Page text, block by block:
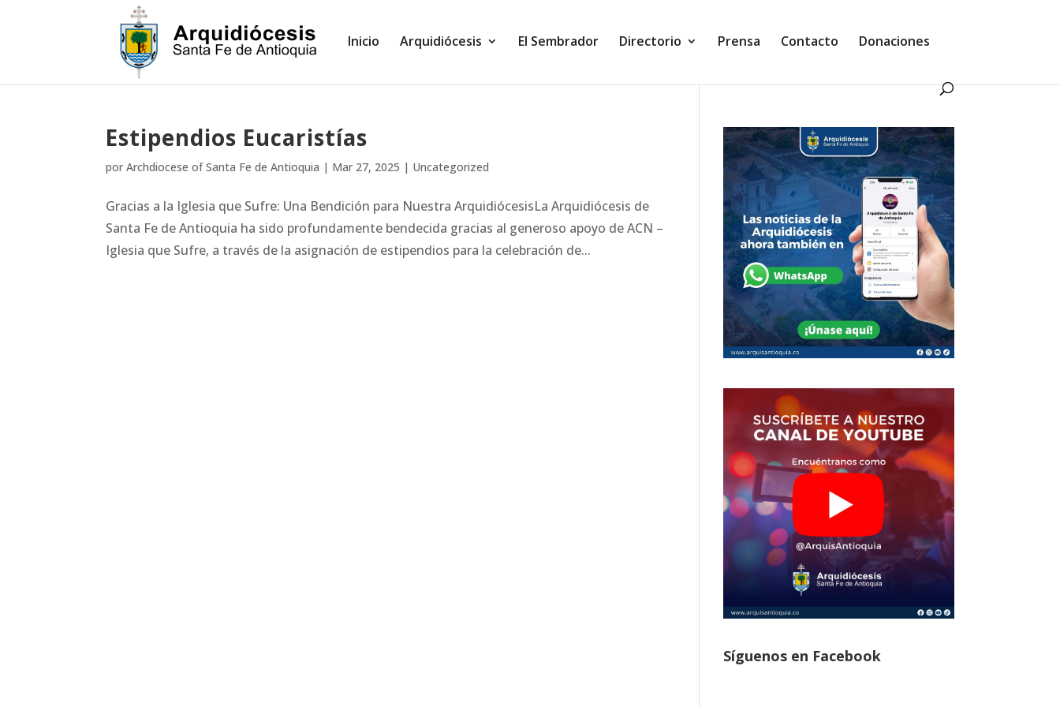
Inicio Arquidiócesis El Sembrador Directorio Prensa Contacto Donaciones
Estipendios Eucaristías
porArchdiocese of Santa Fe de Antioquia | Mar 27, 2025 | Uncategorized
Gracias a la Iglesia que Sufre: Una Bendición para Nuestra ArquidiócesisLa Arquidiócesis de
Santa Fe de Antioquia ha sido profundamente bendecida gracias al generoso apoyo de ACN –
Iglesia que Sufre, a través de la asignación de estipendios para la celebración de...
Síguenos en Facebook